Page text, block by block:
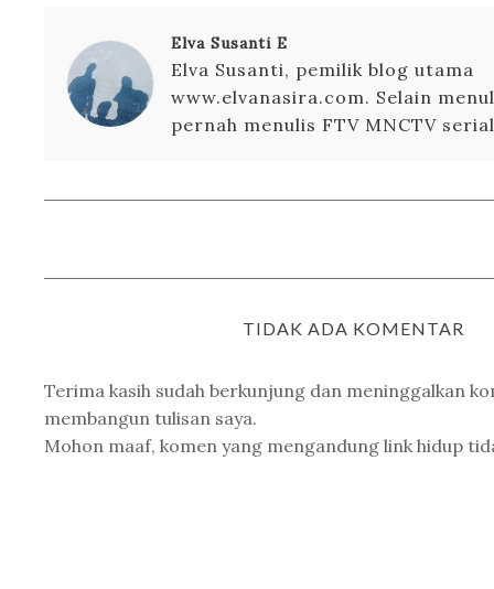
Elva Susanti E
Elva Susanti, pemilik blog utama
www.elvanasira.com. Selain
pernah menulis FTV MNCTV
TIDAK ADA KOMENTAR
Terima kasih sudah berkunjung dan meninggalkan
membangun tulisan saya.
Mohon maaf, komen yang mengandung link hidup